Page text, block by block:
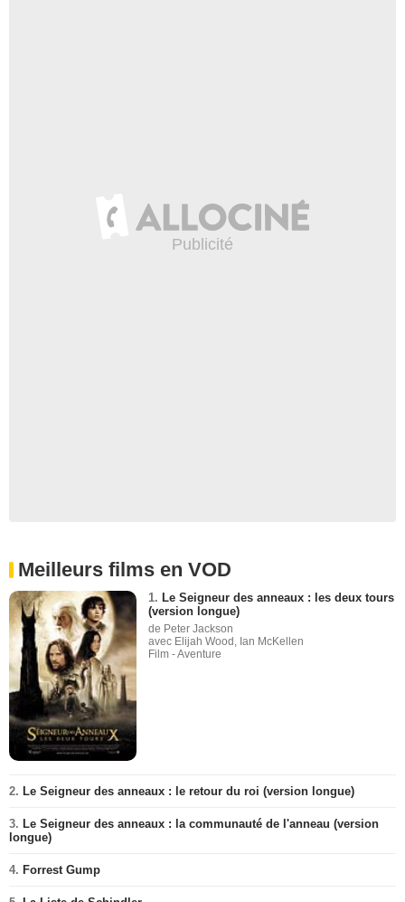
Meilleurs films en VOD
1. Le Seigneur des anneaux : les deux tours
(version longue)
de Peter Jackson
avec Elijah Wood, Ian McKellen
Film - Aventure
2. Le Seigneur des anneaux : le retour du roi (version longue)
3. Le Seigneur des anneaux : la communauté de l'anneau (version
longue)
4. Forrest Gump